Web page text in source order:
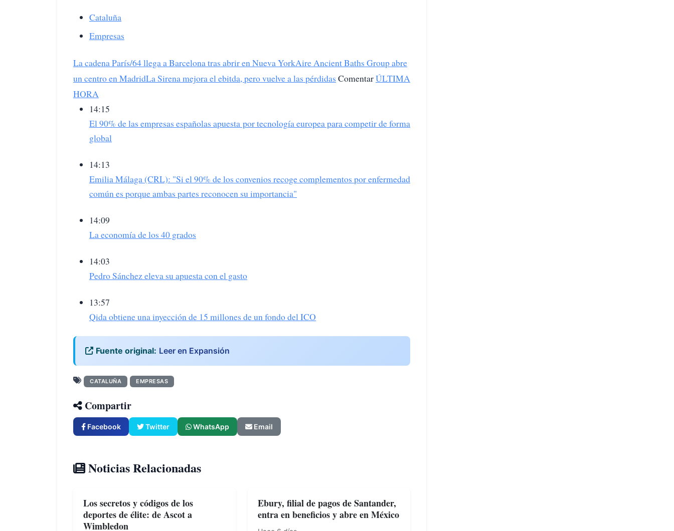
Cataluña
Empresas
La cadena París/64 llega a Barcelona tras abrir en Nueva YorkAire Ancient Baths Group abre
un centro en MadridLa Sirena mejora el ebitda, pero vuelve a las pérdidas ComentarÚLTIMA
HORA
14:15
El 90% de las empresas españolas apuesta por tecnología europea para competir de forma
global
14:13
Emilia Málaga (CRL): "Si el 90% de los convenios recoge complementos por enfermedad
común es porque ambas partes reconocen su importancia"
14:09
La economía de los 40 grados
14:03
Pedro Sánchez eleva su apuesta con el gasto
13:57
Qida obtiene una inyección de 15 millones de un fondo del ICO
Fuente original: Leer en Expansión
CATALUÑA EMPRESAS
Compartir
Facebook Twitter WhatsApp Email
Noticias Relacionadas
Los secretos y códigos de los
deportes de élite: de Ascot a
Wimbledon
Ebury, filial de pagos de Santander,
entra en beneficios y abre en México